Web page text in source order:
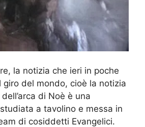
la notizia che ieri in poche
giro del mondo, cioè la notizia
di Noè è una
a tavolino e messa in
di cosiddetti Evangelici.